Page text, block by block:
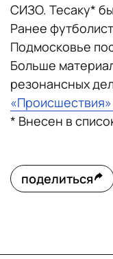
СИЗО. Тесаку*
Ранее
Подмосковье
Больше
резонансных
* Внесен в
поделиться